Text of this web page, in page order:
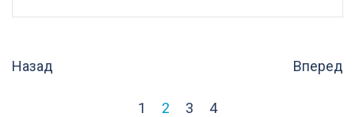
Назад
1 2 3 4
Вперед